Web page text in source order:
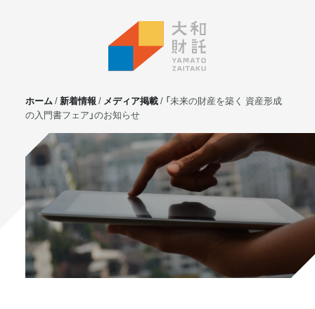
サービス
不動産投資
⼟地活⽤
マンション管理
賃貸管理
実需用戸建・マンション
ホテル事業
ホーム 新着情報 メディア掲載
「未来の財産を築く 資産形成
の入門書フェア」のお知らせ